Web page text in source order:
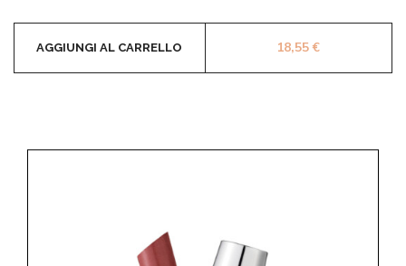
18,55€
AGGIUNGI AL CARRELLO